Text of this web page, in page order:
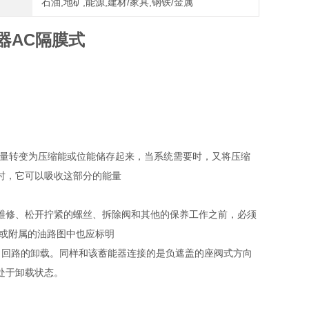
AC隔膜式
转变为压缩能或位能储存起来，当系统需要时，又将压缩
，它可以吸收这部分的能量
、松开拧紧的螺丝、拆除阀和其他的保养工作之前，必须
附属的油路图中也应标明
路的卸载。同样和该蓄能器连接的是负遮盖的座阀式方向
卸载状态。